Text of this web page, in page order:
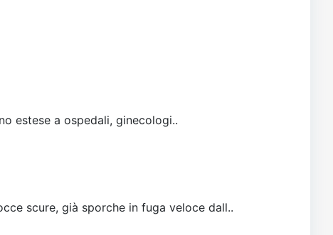
estese a ospedali, ginecologi..
scure, già sporche in fuga veloce dall..